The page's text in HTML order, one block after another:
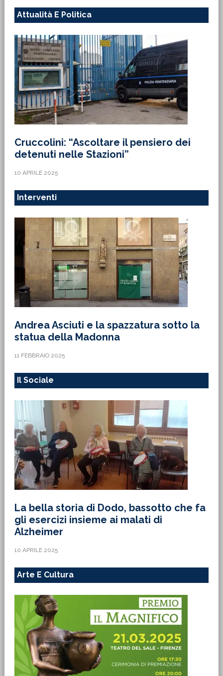
Attualità E Politica
Cruccolini: “Ascoltare il pensiero dei
detenuti nelle Stazioni”
10 APRILE 2025
Interventi
Andrea Asciuti e la spazzatura sotto la
statua della Madonna
11 FEBBRAIO 2025
Il Sociale
La bella storia di Dodo, bassotto che fa
gli esercizi insieme ai malati di
Alzheimer
10 APRILE 2025
Arte E Cultura